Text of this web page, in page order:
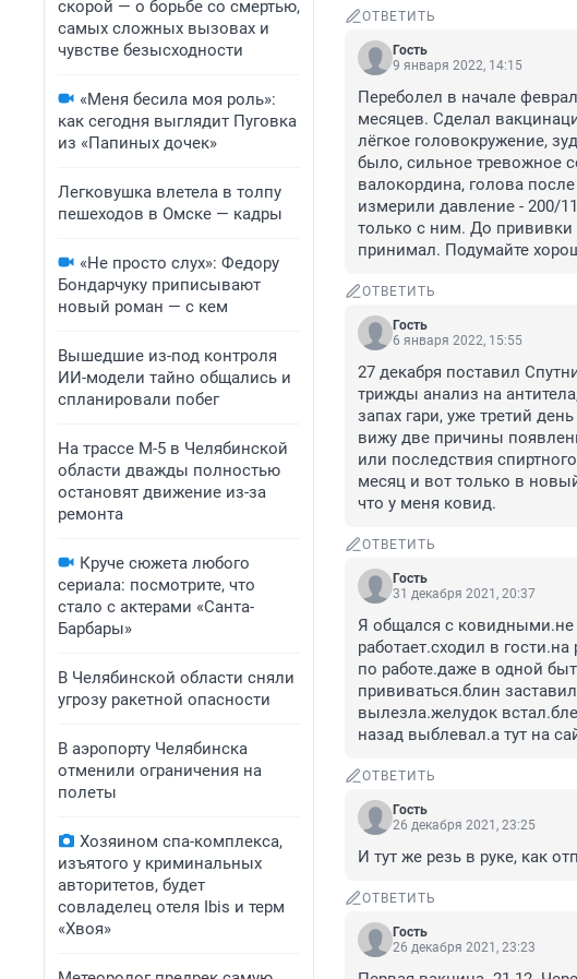
скорой — о борьбе со смертью,
самых сложных вызовах и
чувстве безысходности
«Меня бесила моя роль»:
как сегодня выглядит Пуговка
из «Папиных дочек»
Легковушка влетела в толпу
пешеходов в Омске — кадры
«Не просто слух»: Федору
Бондарчуку приписывают
новый роман — с кем
Вышедшие из-под контроля
ИИ-модели тайно общались и
спланировали побег
На трассе М-5 в Челябинской
области дважды полностью
остановят движение из-за
ремонта
Круче сюжета любого
сериала: посмотрите, что
стало с актерами «Санта-
Барбары»
В Челябинской области сняли
угрозу ракетной опасности
В аэропорту Челябинска
отменили ограничения на
полеты
Хозяином спа-комплекса,
изъятого у криминальных
авторитетов, будет
совладелец отеля Ibis и терм
«Хвоя»
ОТВЕТИТЬ
Гость
9 января 2022, 14:15
Переболел в начале
месяцев. Сделал
лёгкое головокружение,
было, сильное тревожное
валокордина, голова
измерили давление - 200/
только с ним. До прививки
принимал. Подумайте
ОТВЕТИТЬ
Гость
6 января 2022, 15:55
27 декабря поставил
трижды анализ на
запах гари, уже третий
вижу две причины
или последствия
месяц и вот только в
что у меня ковид.
ОТВЕТИТЬ
Гость
31 декабря 2021, 20:37
Я общался с ковидными.не
работает.сходил в
по работе.даже в одной
прививаться.блин
вылезла.желудок
назад выблевал.а тут на
ОТВЕТИТЬ
Гость
26 декабря 2021, 23:25
И тут же резь в руке, как
ОТВЕТИТЬ
Гость
26 декабря 2021, 23:23